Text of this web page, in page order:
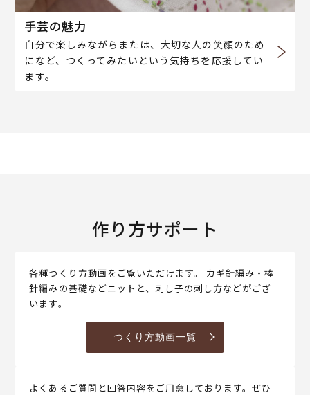
手芸の魅力
自分で楽しみながらまたは、大切な人の笑顔のため
になど、つくってみたいという気持ちを応援してい
ます。
作り方サポート
各種つくり方動画をご覧いただけます。 カギ針編み・棒
針編みの基礎などニットと、刺し子の刺し方などがござ
います。
つくり方動画一覧
よくあるご質問と回答内容をご用意しております。ぜひ